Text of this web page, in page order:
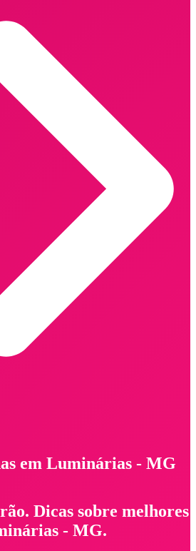
em Luminárias - MG
Dicas sobre melhores
- MG.